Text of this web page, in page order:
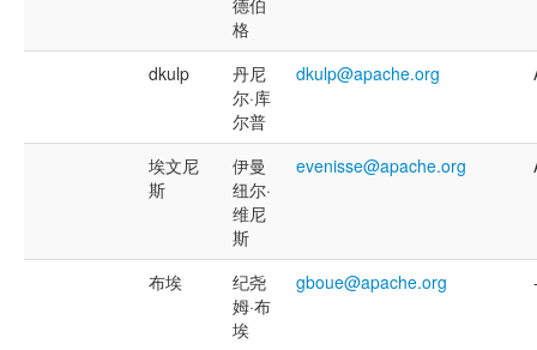
格
dkulp
丹尼
尔·库
尔普
dkulp@apache.org
埃文尼
斯
伊曼
纽尔·
维尼
斯
evenisse@apache.org
布埃
纪尧
姆·布
埃
gboue@apache.org